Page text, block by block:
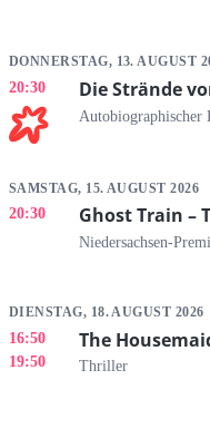
DONNERSTAG, 13. AUGUST
20:30 Die Strände
Autobiographischer
SAMSTAG, 15. AUGUST 2026
20:30 Ghost Train –
Niedersachsen-
DIENSTAG, 18. AUGUST 2026
16:50
19:50
The
Thriller